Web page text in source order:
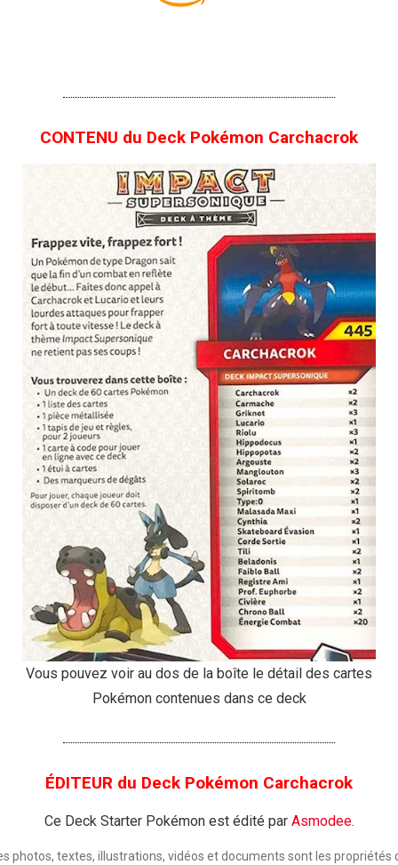
CONTENU du Deck Pokémon Carchacrok
Vous pouvez voir au dos de la boîte le détail des cartes
Pokémon contenues dans ce deck
ÉDITEUR du Deck Pokémon Carchacrok
Ce Deck Starter Pokémon est édité par Asmodee.
photos, textes, illustrations, vidéos et documents sont les propriétés